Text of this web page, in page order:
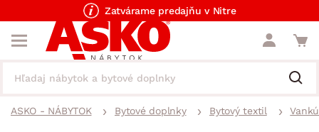
Zatvárame predajňu v Nitre
ASKO - NÁBYTOK Bytové doplnky Bytový textil